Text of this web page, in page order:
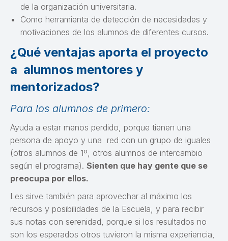
de la organización universitaria.
Como herramienta de detección de necesidades y
motivaciones de los alumnos de diferentes cursos.
¿Qué ventajas aporta el proyecto
a alumnos mentores y
mentorizados?
Para los alumnos de primero:
Ayuda a estar menos perdido, porque tienen una
persona de apoyo y una red con un grupo de iguales
(otros alumnos de 1º, otros alumnos de intercambio
según el programa). Sienten que hay gente que se
preocupa por ellos.
Les sirve también para aprovechar al máximo los
recursos y posibilidades de la Escuela, y para recibir
sus notas con serenidad, porque si los resultados no
son los esperados otros tuvieron la misma experiencia,